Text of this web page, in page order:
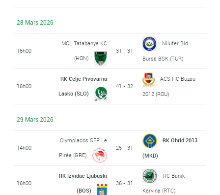
28 Mars 2026
16h00
MOL Tatabanya KC
(HON)
31 - 31
Nilufer Bld
Bursa BSK (TUR)
16h00
RK Celje Pivovarna
Lasko (SLO)
41 - 32
ACS HC Buzau
2012 (ROU)
29 Mars 2026
14h00
Olympiacos SFP Le
Pirée (GRE)
25 - 31
RK Ohrid 2013
(MKD)
16h00
RK Izvidac Ljubuski
(BOS)
36 - 31
HC Banik
Karvina (RTC)